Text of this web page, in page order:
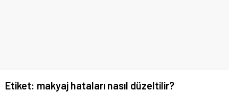
Etiket: makyaj hataları nasıl düzeltilir?